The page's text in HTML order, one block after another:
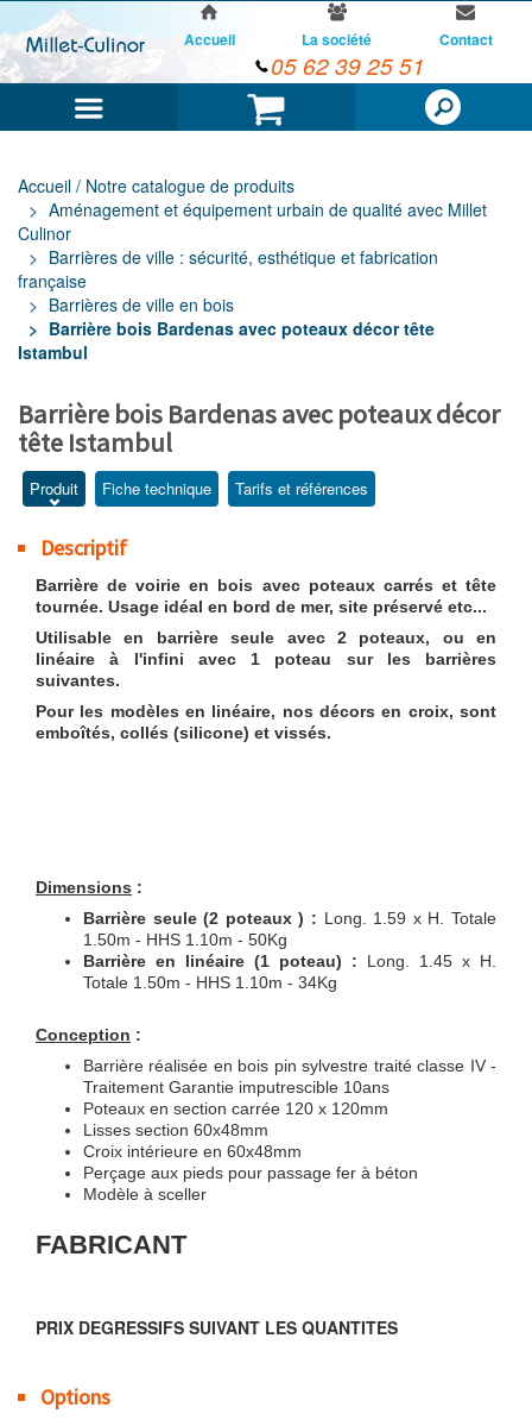
Panier
Accueil La société Contact
05 62 39 25 51
Accueil / Notre catalogue de produits
Aménagement et équipement urbain de qualité avec Millet
Culinor
Barrières de ville : sécurité, esthétique et fabrication
française
Barrières de ville en bois
Barrière bois Bardenas avec poteaux décor tête
Istambul
Barrière bois Bardenas avec poteaux décor
tête Istambul
Produit Fiche technique Tarifs et références
Descriptif
Barrière de voirie en bois avec poteaux carrés et tête
tournée. Usage idéal en bord de mer, site préservé etc...
Utilisable en barrière seule avec 2 poteaux, ou en
linéaire à l'infini avec 1 poteau sur les barrières
suivantes.
Pour les modèles en linéaire, nos décors en croix, sont
emboîtés, collés (silicone) et vissés.
Dimensions :
Barrière seule (2 poteaux ) : Long. 1.59 x H. Totale
1.50m - HHS 1.10m - 50Kg
Barrière en linéaire (1 poteau) : Long. 1.45 x H.
Totale 1.50m - HHS 1.10m - 34Kg
Conception :
Barrière réalisée en bois pin sylvestre traité classe IV -
Traitement Garantie imputrescible 10ans
Poteaux en section carrée 120 x 120mm
Lisses section 60x48mm
Croix intérieure en 60x48mm
Perçage aux pieds pour passage fer à béton
Modèle à sceller
FABRICANT
PRIX DEGRESSIFS SUIVANT LES QUANTITES
Options